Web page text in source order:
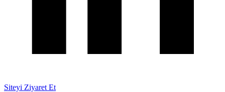
Siteyi Ziyaret Et